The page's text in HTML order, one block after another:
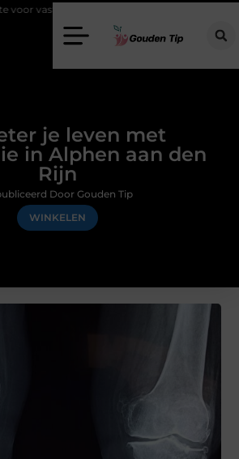
je leven met
in Alphen aan den
Rijn
WINKELEN
Door Gouden Tip